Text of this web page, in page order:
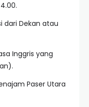
dari Dekan atau
Inggris yang
Paser Utara